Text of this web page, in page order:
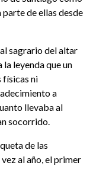
parte de ellas desde
sagrario del altar
leyenda que un
físicas ni
a
llevaba al
socorrido.
de las
al año, el primer